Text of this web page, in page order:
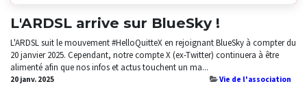
L'ARDSL arrive sur BlueSky !
L'ARDSL suit le mouvement #HelloQuitteX en rejoignant BlueSky à compter du
20 janvier 2025. Cependant, notre compte X (ex-Twitter) continuera à être
alimenté afin que nos infos et actus touchent un ma...
20 janv. 2025 Vie de l'association